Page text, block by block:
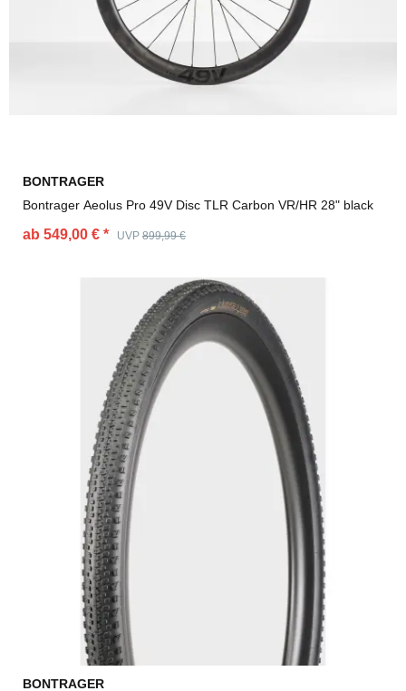
BONTRAGER
Bontrager Aeolus Pro 49V Disc TLR Carbon VR/HR 28" black
ab 549,00 € * UVP 899,99 €
BONTRAGER